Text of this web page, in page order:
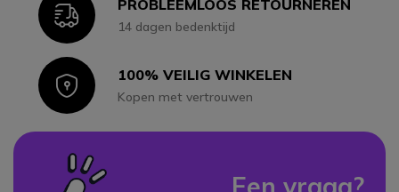
IconPROBLEEMLOOS RETOURNEREN
14 dagen bedenktijd
Icon100% VEILIG WINKELEN
Kopen met vertrouwen